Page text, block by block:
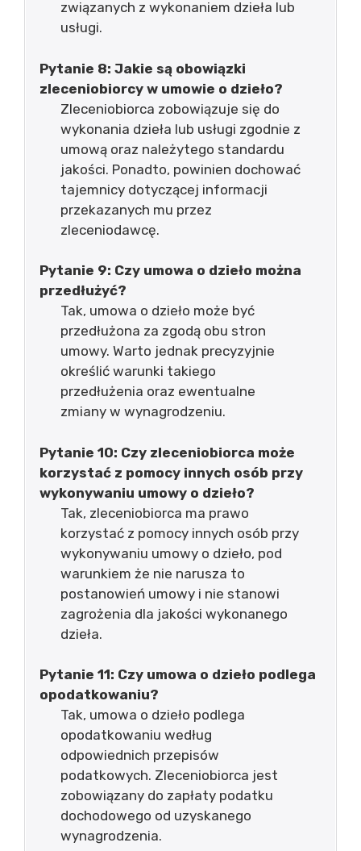
związanych z wykonaniem dzieła lub
usługi.
Pytanie 8: Jakie są obowiązki
zleceniobiorcy w umowie o dzieło?
Zleceniobiorca zobowiązuje się do
wykonania dzieła lub usługi zgodnie z
umową oraz należytego standardu
jakości. Ponadto, powinien dochować
tajemnicy dotyczącej informacji
przekazanych mu przez
zleceniodawcę.
Pytanie 9: Czy umowa o dzieło można
przedłużyć?
Tak, umowa o dzieło może być
przedłużona za zgodą obu stron
umowy. Warto jednak precyzyjnie
określić warunki takiego
przedłużenia oraz ewentualne
zmiany w wynagrodzeniu.
Pytanie 10: Czy zleceniobiorca może
korzystać z pomocy innych osób przy
wykonywaniu umowy o dzieło?
Tak, zleceniobiorca ma prawo
korzystać z pomocy innych osób przy
wykonywaniu umowy o dzieło, pod
warunkiem że nie narusza to
postanowień umowy i nie stanowi
zagrożenia dla jakości wykonanego
dzieła.
Pytanie 11: Czy umowa o dzieło podlega
opodatkowaniu?
Tak, umowa o dzieło podlega
opodatkowaniu według
odpowiednich przepisów
podatkowych. Zleceniobiorca jest
zobowiązany do zapłaty podatku
dochodowego od uzyskanego
wynagrodzenia.